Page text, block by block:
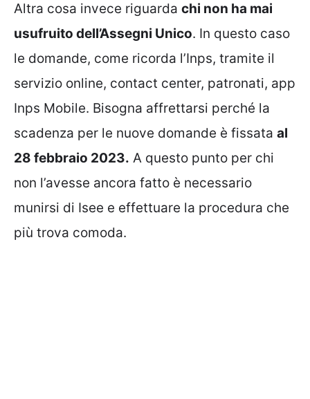
Altra cosa invece riguarda chi non ha mai
usufruito dell’Assegni Unico. In questo caso
le domande, come ricorda l’Inps, tramite il
servizio online, contact center, patronati, app
Inps Mobile. Bisogna affrettarsi perché la
scadenza per le nuove domande è fissata al
28 febbraio 2023. A questo punto per chi
non l’avesse ancora fatto è necessario
munirsi di Isee e effettuare la procedura che
più trova comoda.